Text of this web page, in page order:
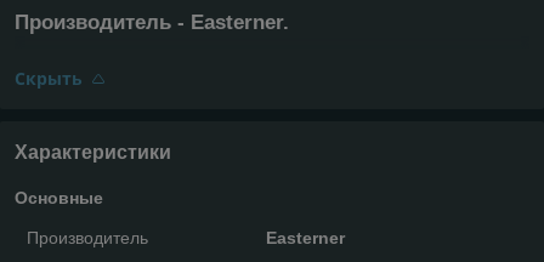
Производитель - Easterner.
Скрыть
Характеристики
Основные
Производитель
Easterner